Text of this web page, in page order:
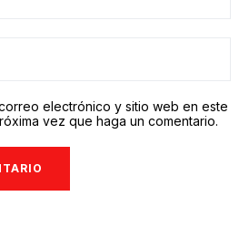
electrónico y sitio web en este
vez que haga un comentario.